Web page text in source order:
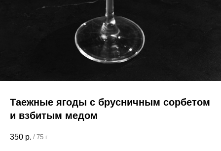
Таежные ягоды с брусничным сорбетом
и взбитым медом
350 р. / 75 г